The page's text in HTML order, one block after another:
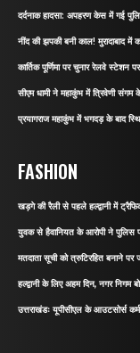
दर्दनाक हादसा: अपहरण केस में गई
नींद की झपकी बनी काल! मुरादाबाद
कार्तिक पूर्णिमा पर चुनार रेलवे स्टेशन
सीएम धामी ने महाकुंभ में त्रिवेणी संगम
प्रयागराज महाकुंभ में भगदड़ के बाद
FASHION
खड़गे की रैली से पहले हल्द्वानी में
युवक से हैवानियत के आरोपी ने पुलिस पर
मतदाता सूची को त्रुटिरहित बनाने
हल्द्वानी के लिए अहम दिन, नगर निगम
उत्तराखंडः यूपीसीएल के आउटसोर्स